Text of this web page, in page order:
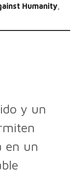
Humanity
y un
en un